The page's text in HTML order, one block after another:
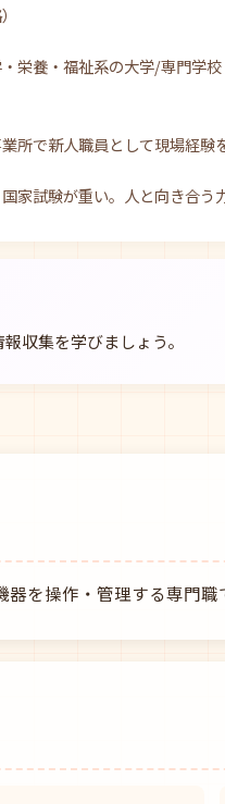
栄養・福祉系の大学/専門学
所で新人職員として現場経験
家試験が重い。人と向き合う
収集を学びましょう。
を操作・管理する専門職